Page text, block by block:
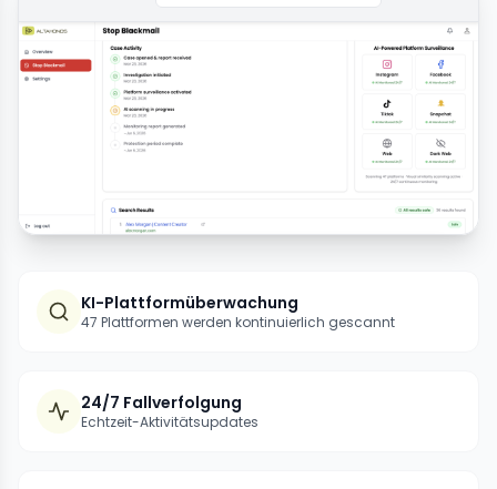
KI-Plattformüberwachung
47 Plattformen werden kontinuierlich gescannt
24/7 Fallverfolgung
Echtzeit-Aktivitätsupdates